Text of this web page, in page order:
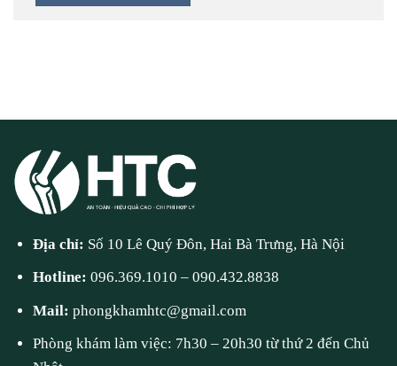
Địa chỉ: Số 10 Lê Quý Đôn, Hai Bà Trưng, Hà Nội
Hotline:096.369.1010 –090.432.8838
Mail:phongkhamhtc@gmail.com
Phòng khám làm việc: 7h30 – 20h30 từ thứ 2 đến Chủ